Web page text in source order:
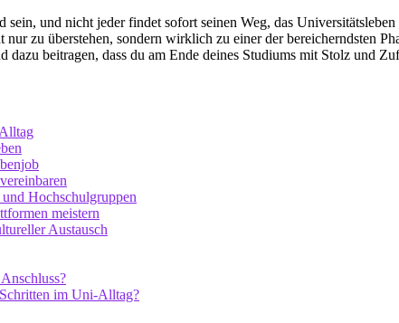
und nicht jeder findet sofort seinen Weg, das
zu überstehen, sondern wirklich zu einer der bereicherndsten
dazu beitragen, dass du am Ende deines Studiums mit Stolz und
Hochschulgruppen
meistern
Austausch
im Uni-Alltag?